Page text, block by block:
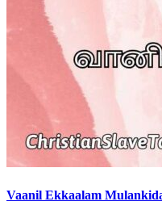
Vaanil Ekkaalam